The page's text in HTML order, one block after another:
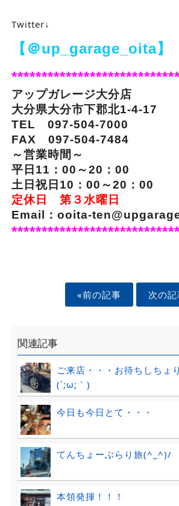
Twitter↓
【＠up_garage_oita】
アップガレージ大分店
大分県大分市下郡北1-4-17
TEL 097-504-7000
FAX 097-504-7484
～営業時間～
平日11：00～20：00
土日祝日10：00～20：00
定休日 第３水曜日
Email：ooita-
«前の記事 次の記
関連記事
ご来店・・・お待ちしちょ
(´;ω;｀)
今日も今日とて・・・
てんちょーぶらり旅(^_^)/
本領発揮！！！